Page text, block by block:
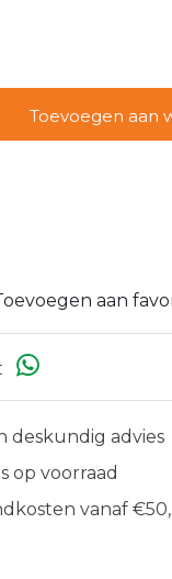
Toevoegen aan
aan
deskundig advies
op voorraad
vanaf